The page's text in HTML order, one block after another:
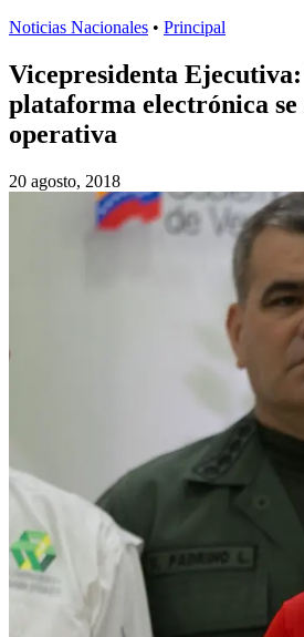
Noticias Nacionales • Principal
Vicepresidenta
plataforma electrónica se
operativa
20 agosto, 2018